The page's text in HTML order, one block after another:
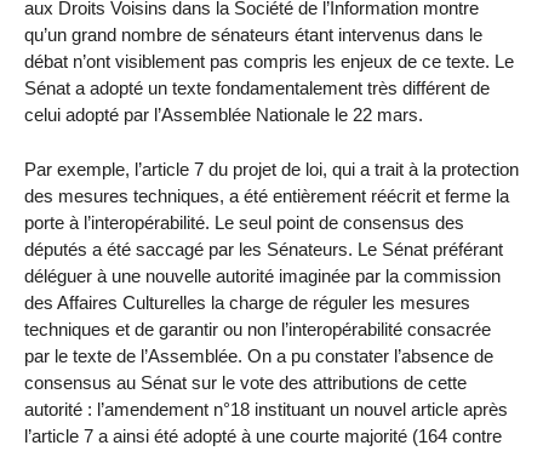
aux Droits Voisins dans la Société de l’Information montre
qu’un grand nombre de sénateurs étant intervenus dans le
débat n’ont visiblement pas compris les enjeux de ce texte. Le
Sénat a adopté un texte fondamentalement très différent de
celui adopté par l’Assemblée Nationale le 22 mars.
Par exemple, l’article 7 du projet de loi, qui a trait à la protection
des mesures techniques, a été entièrement réécrit et ferme la
porte à l’interopérabilité. Le seul point de consensus des
députés a été saccagé par les Sénateurs. Le Sénat préférant
déléguer à une nouvelle autorité imaginée par la commission
des Affaires Culturelles la charge de réguler les mesures
techniques et de garantir ou non l’interopérabilité consacrée
par le texte de l’Assemblée. On a pu constater l’absence de
consensus au Sénat sur le vote des attributions de cette
autorité : l’amendement n°18 instituant un nouvel article après
l’article 7 a ainsi été adopté à une courte majorité (164 contre